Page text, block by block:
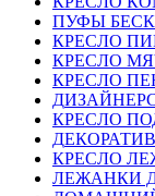
ПУФЫ
КРЕСЛО
КРЕСЛО
КРЕСЛО
КРЕСЛО
КРЕСЛО
ЛЕЖАНКИ